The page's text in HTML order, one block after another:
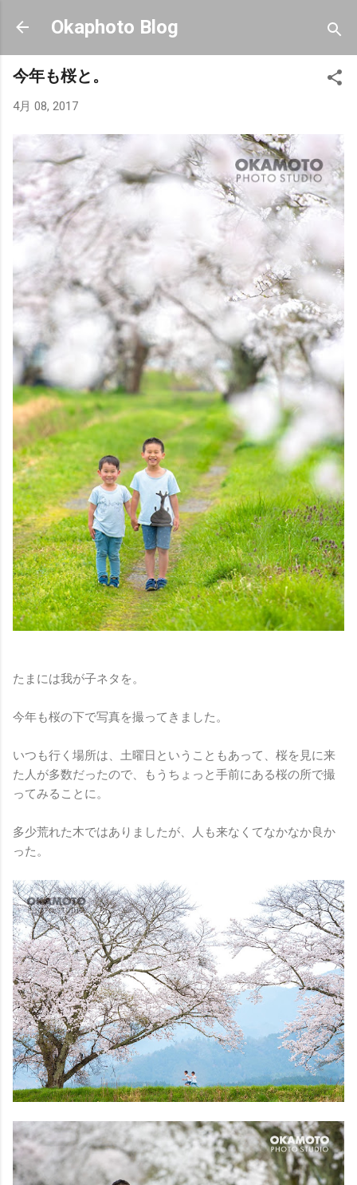
スキップしてメイン コンテンツに移動
Okaphoto Blog
今年も桜と。
4月 08, 2017
たまには我が子ネタを。
今年も桜の下で写真を撮ってきました。
いつも行く場所は、土曜日ということもあって、桜を見に来
た人が多数だったので、もうちょっと手前にある桜の所で撮
ってみることに。
多少荒れた木ではありましたが、人も来なくてなかなか良か
った。